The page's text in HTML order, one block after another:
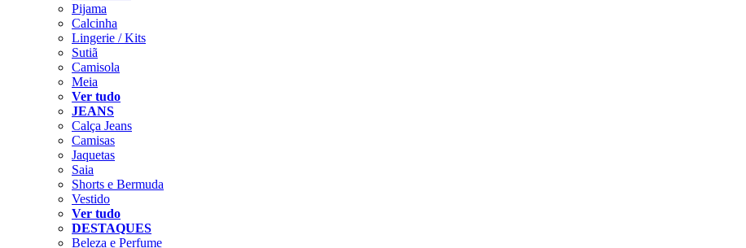
Pijama
Calcinha
Lingerie / Kits
Sutiã
Camisola
Meia
Ver tudo
JEANS
Calça Jeans
Camisas
Jaquetas
Saia
Shorts e Bermuda
Vestido
Ver tudo
DESTAQUES
Beleza e Perfume